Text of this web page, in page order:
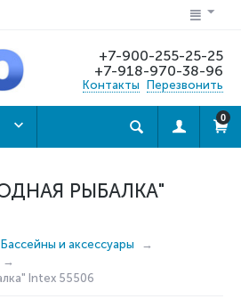
+7-900-255-25-25
+7-918-970-38-96
Контакты Перезвонить
0
РЫБАЛКА"
Бассейны и аксессуары
Intex 55506